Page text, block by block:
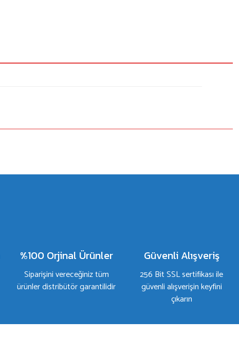
%100 Orjinal Ürünler
Siparişini vereceğiniz tüm
ürünler distribütör garantilidir
Güvenli Alışveriş
256 Bit SSL sertifikası ile
güvenli alışverişin keyfini
çıkarın